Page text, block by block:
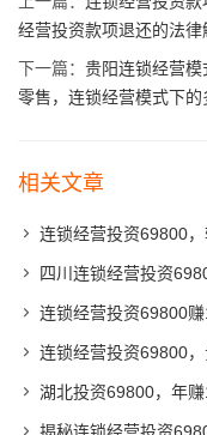
经营投资款项退还的法
下一篇： 贵阳连锁经营
零售，连锁经营模式下
相关文章
连锁经营投资69800，轻松实现年赚1040万
四川连锁经营投资69800，年赚1040万，揭秘财
连锁经营投资69800赚1040万，揭秘小投资撬
连锁经营投资69800，贵阳创富奇迹，6年
湖北投资69800，年赚1040万，揭秘连锁经